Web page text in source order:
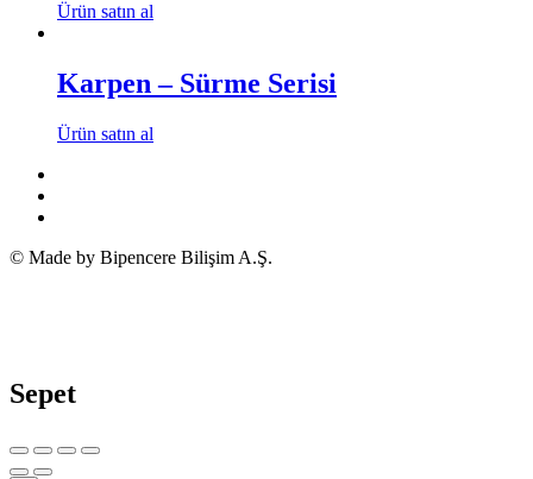
Ürün satın al
Karpen – Sürme Serisi
Ürün satın al
© Made by Bipencere Bilişim A.Ş.
Sepet